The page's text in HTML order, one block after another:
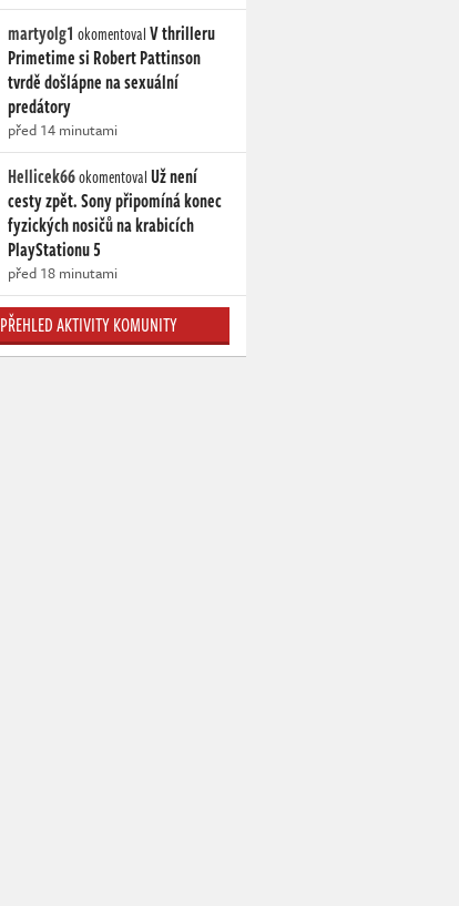
martyolg1 okomentovalV thrilleru
Primetime si Robert Pattinson
tvrdě došlápne na sexuální
predátory
před 14 minutami
Hellicek66okomentovalUž není
cesty zpět. Sony připomíná konec
fyzických nosičů na krabicích
PlayStationu 5
před 18 minutami
PŘEHLED AKTIVITY KOMUNITY